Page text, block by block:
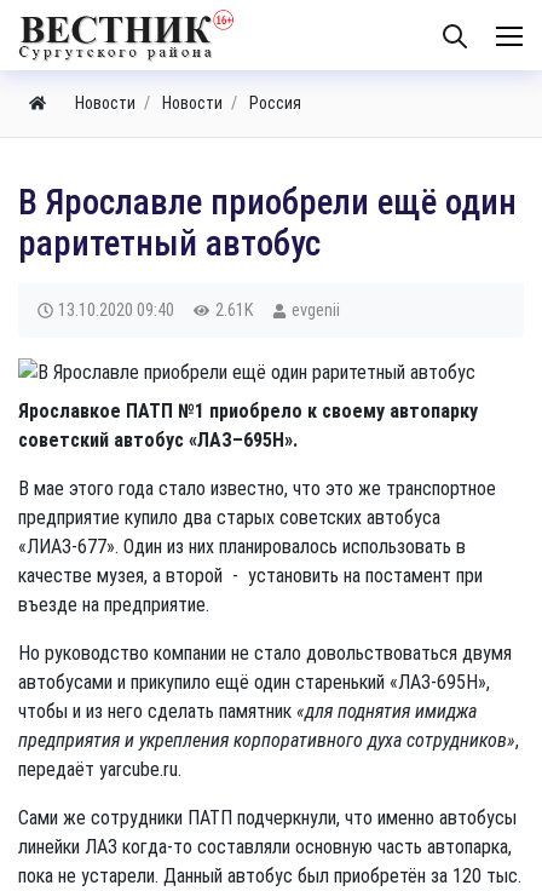
Новости Новости Россия
В Ярославле приобрели ещё один
раритетный автобус
13.10.2020 09:40 2.61K evgenii
Ярославкое ПАТП №1 приобрело к своему автопарку
советский автобус «ЛАЗ–695Н».
В мае этого года стало известно, что это же транспортное
предприятие купило два старых советских автобуса
«ЛИАЗ-677». Один из них планировалось использовать в
качестве музея, а второй - установить на постамент при
въезде на предприятие.
Но руководство компании не стало довольствоваться двумя
автобусами и прикупило ещё один старенький «ЛАЗ-695Н»,
чтобы и из него сделать памятник «для поднятия имиджа
предприятия и укрепления корпоративного духа сотрудников»,
передаёт yarcube.ru.
Сами же сотрудники ПАТП подчеркнули, что именно автобусы
линейки ЛАЗ когда-то составляли основную часть автопарка,
пока не устарели. Данный автобус был приобретён за 120 тыс.